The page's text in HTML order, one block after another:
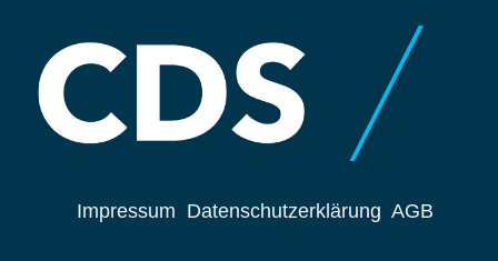
Impressum Datenschutzerklärung AGB